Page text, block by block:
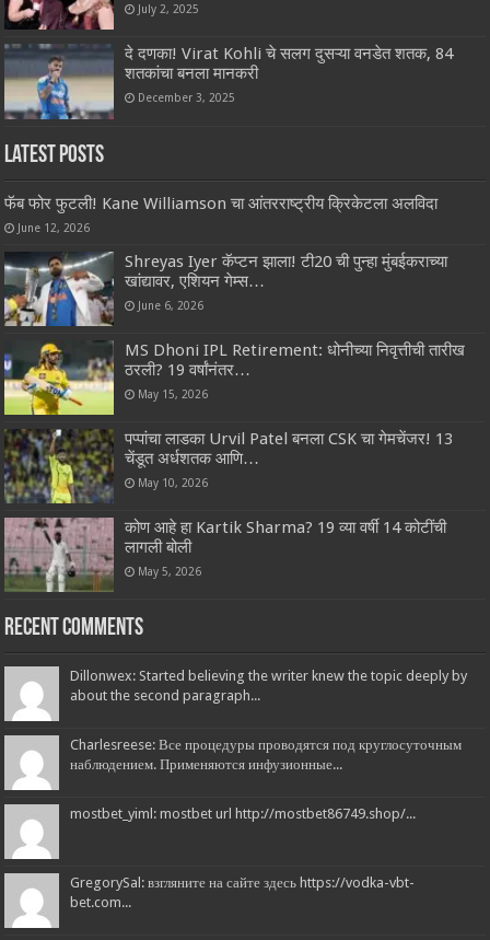
July 2, 2025
दे दणका! Virat Kohli चे सलग दुसऱ्या वनडेत शतक, 84
शतकांचा बनला मानकरी
December 3, 2025
Latest Posts
फॅब फोर फुटली! Kane Williamson चा आंतरराष्ट्रीय क्रिकेटला अलविदा
June 12, 2026
Shreyas Iyer कॅप्टन झाला! टी20 ची पुन्हा मुंबईकराच्या
खांद्यावर, एशियन गेम्स…
June 6, 2026
MS Dhoni IPL Retirement: धोनीच्या निवृत्तीची तारीख
ठरली? 19 वर्षांनंतर…
May 15, 2026
पप्पांचा लाडका Urvil Patel बनला CSK चा गेमचेंजर! 13
चेंडूत अर्धशतक आणि…
May 10, 2026
कोण आहे हा Kartik Sharma? 19 व्या वर्षी 14 कोटींची
लागली बोली
May 5, 2026
Recent Comments
Dillonwex: Started believing the writer knew the topic deeply by
about the second paragraph...
Charlesreese: Все процедуры проводятся под круглосуточным
наблюдением. Применяются инфузионные...
mostbet_yiml: mostbet url http://mostbet86749.shop/...
GregorySal: взгляните на сайте здесь https://vodka-vbt-
bet.com...